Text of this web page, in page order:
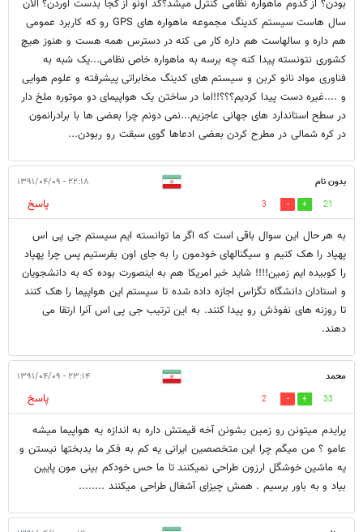
بودن؟ از کدوم ماهواره نظامی کنترل میشد؟کد اونو از کجا بدست آوردن؟ الان
سال هاست سیستم کدینگ مجموعه ماهواره های GPS رو که کاربرد عمومی
هم داره و سالهاست هم داره کار می کنه در دسترس همه هست و هنوز هیچ
کشوری نتونسته پیدا کنه چه برسه به ماهواره خاص نظامی...یک شبه به
فناوری مواد نانو کربن و سیستم های کدینگ مخابراتی پیشرفته و علوم هوایی
و ....غیره دست پیدا کردیم؟؟؟!!اما در ساختن یک هواپیمای دو موتوره ملخ دار
در سطح استاندارد های جهانی عاجزیم...نمی دونم چرا بعضی ها با برادرانمون
در کره شمالی در مطرح کردن بعضی ادعاها گوی سبقت رو ربودن...
بدون نام ۲۲:۱۸ - ۱۳۹۱/۰۴/۰۹
21
3
پاسخ
به هر حال این سوال باقی است که اگر ما توانسته ایم سیستم جی پی اس
پهپاد را هک کنیم و سیگنالهای خودمون را به جای اون بفرستیم پس چرا پهپاد
را کوبیده ایم زمین!!!! شاید خبر امریکا هم به اینصورت بوده که به دانشجویان
و استادان دانشگاه تگزاس اجازه داده شده تا سیستم این هواپیما را هک کنند
تا روزنه های نفوذش رو پیدا کنند. به این ترتیب جی پی اس آنرا ارتقا می
دهند.
محمد ۲۳:۱۴ - ۱۳۹۱/۰۴/۰۹
33
2
پاسخ
پرایدم میتونن رو زمین بشونن آخه قیمتش داره به اندازه یه هواپیما میشه
عامو ؟ من میگم چرا این متخصصین ایرانی یه کم به فکر ما بدبختها نیستن و
یه ماشین خوشگل ارزون طراحی نمیکنند تا ما حس خودکم بینی مون پایین
بیاد و به باور برسیم . همش چیزای آشغال طراحی میکنند ........